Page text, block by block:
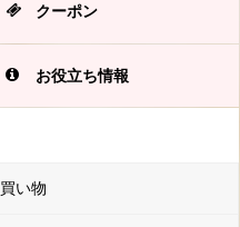
クーポン
お役立ち情報
買い物